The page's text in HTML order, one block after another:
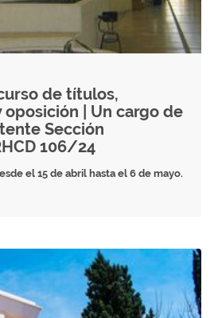
de títulos,
| Un cargo de
Sección
106/24
el 15 de abril hasta el 6 de mayo.